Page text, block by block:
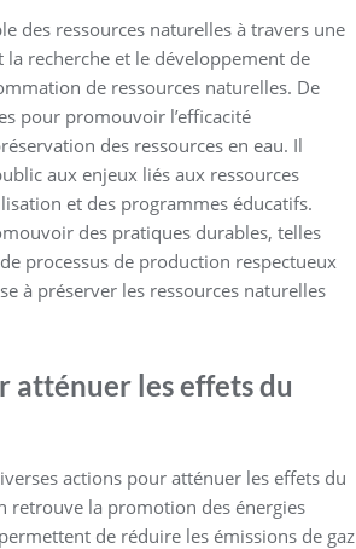
des ressources naturelles à travers une
recherche et le développement de
de ressources naturelles. De
pour promouvoir l’efficacité
des ressources en eau. Il
aux enjeux liés aux ressources
et des programmes éducatifs.
des pratiques durables, telles
processus de production respectueux
à préserver les ressources naturelles
atténuer les effets du
actions pour atténuer les effets du
retrouve la promotion des énergies
de réduire les émissions de gaz